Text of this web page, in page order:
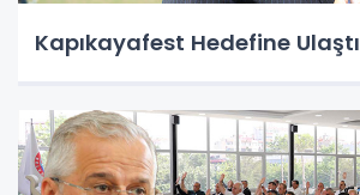
Kapıkayafest Hedefine Ulaştı